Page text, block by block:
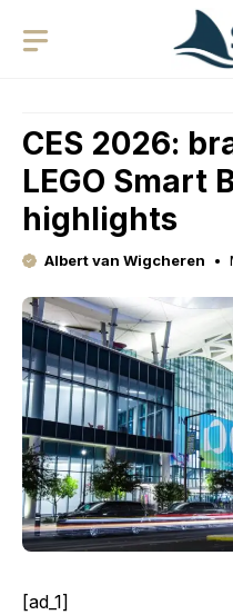
CES 2026:
LEGO Smart
highlights
Albert van Wigcheren
[ad_1]